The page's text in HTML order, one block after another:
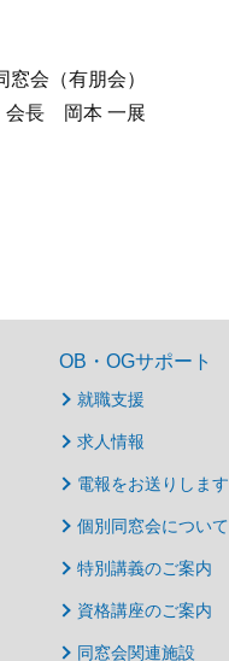
会（有朋会）
会長 岡本 一展
OB・OGサポート
就職支援
求人情報
電報をお送りします
個別同窓会について
特別講義のご案内
資格講座のご案内
同窓会関連施設